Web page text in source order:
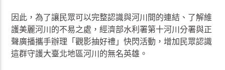
因此，為了讓民眾可以完整認識與河川間的連結、了解維
護美麗河川的不易之處，經濟部水利署第十河川分署與正
聲廣播攜手辦理「觀影抽好禮」快閃活動，增加民眾認識
這群守護大臺北地區河川的無名英雄。